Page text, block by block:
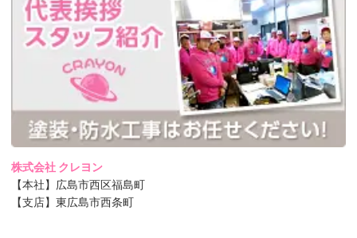
株式会社 クレヨン
【本社】広島市西区福島町
【支店】東広島市西条町